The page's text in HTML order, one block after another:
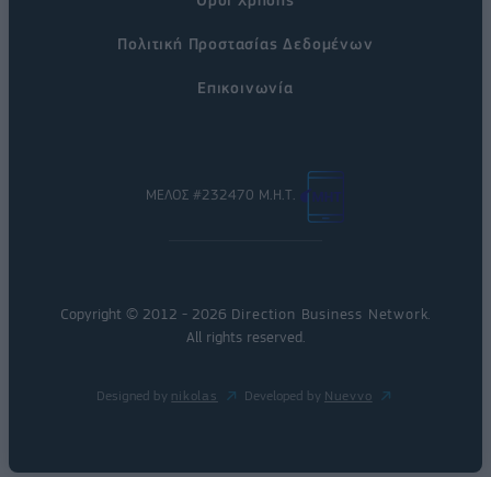
Πολιτική Προστασίας Δεδομένων
Επικοινωνία
ΜΕΛΟΣ #232470 Μ.Η.Τ.
Copyright © 2012 - 2026 Direction Business Network
All rights reserved.
Designed by nikolas Developed by Nuevvo